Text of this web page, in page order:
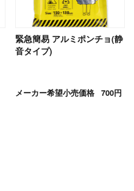
緊急簡易 アルミポンチョ(静
音タイプ)
メーカー希望小売価格 700円